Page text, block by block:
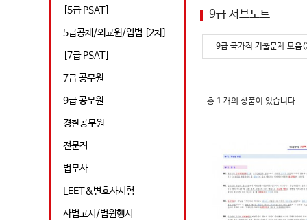
[5급 PSAT]
5급공채/외교원/입법 [2차]
[7급 PSAT]
7급 공무원
9급 공무원
경찰공무원
전문직
법무사
LEET&변호사시험
사법고시/법원행시
9급 서브노트
9급 국가직 기출문제 모음
총 1 개의 상품이 있습니다.